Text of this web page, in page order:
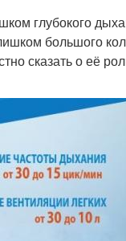
глубокого
большого
сказать о её